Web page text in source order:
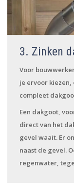
3. Zinken
Voor
je ervoor kiezen,
compleet
Een dakgoot,
direct van het
gevel waait. Er
naast de gevel.
regenwater,